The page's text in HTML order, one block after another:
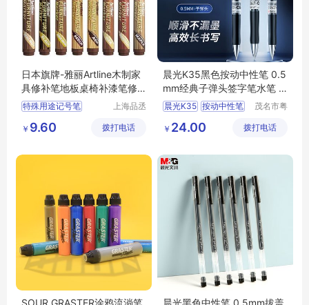
日本旗牌-雅丽Artline木制家
具修补笔地板桌椅补漆笔修
复笔EK-95
特殊用途记号笔
环保型记号笔
上海品丞
公司
￥ 9.60 拨打电话
晨光K35黑色按动中性笔 0.5
mm经典子弹头签字笔水笔 1
2支/盒
晨光K35 按动中性笔
茂名市粤
限公司
￥ 24.00 拨打电话
SOUR GRASTER涂鸦流淌笔 晨光黑色中性笔 0.5mm拔盖